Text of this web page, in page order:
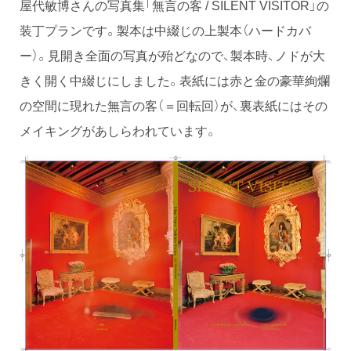
屋代敏博さんの写真集「無言の客 / SILENT VISITOR」の
装丁プランです。製本は中綴じの上製本（ハードカバ
ー）。見開き全面の写真が殆どなので、製本時、ノドが大
きく開く中綴じにしました。表紙には赤と金の豪華絢爛
の空間に現れた無言の客（＝回転回）が、裏表紙にはその
メイキングがあしらわれています。